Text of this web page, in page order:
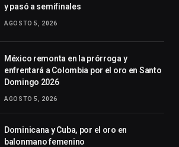
y pasó a semifinales
AGOSTO 5, 2026
México remonta en la prórroga y
enfrentará a Colombia por el oro en Santo
Domingo 2026
AGOSTO 5, 2026
Dominicana y Cuba, por el oro en
balonmano femenino